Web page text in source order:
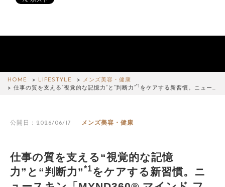
HOME LIFESTYLE
メンズ美容・健康
仕事の質を支える“視覚的な記憶力”と“判断力”*1 をケアする新習慣。ニュー…
公開日：2026/06/17 メンズ美容・健康
仕事の質を支える“視覚的な記憶
力”と“判断力”*1をケアする新習慣。ニ